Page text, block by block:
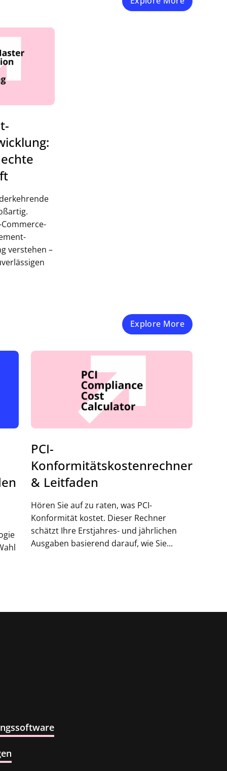
Commerce-
verstehen –
Explore More
PCI-
Konformitätskostenrechner
& Leitfaden
Hören Sie auf zu raten, was PCI-
Konformität kostet. Dieser Rechner
schätzt Ihre Erstjahres- und jährlichen
Ausgaben basierend darauf, wie Sie...